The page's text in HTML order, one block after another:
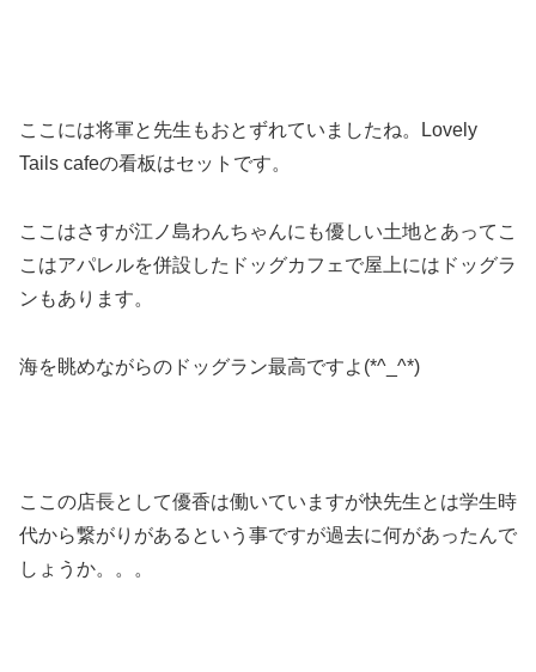
ここには将軍と先生もおとずれていましたね。Lovely
Tails cafeの看板はセットです。
ここはさすが江ノ島わんちゃんにも優しい土地とあってこ
こはアパレルを併設したドッグカフェで屋上にはドッグラ
ンもあります。
海を眺めながらのドッグラン最高ですよ(*^_^*)
ここの店長として優香は働いていますが快先生とは学生時
代から繋がりがあるという事ですが過去に何があったんで
しょうか。。。